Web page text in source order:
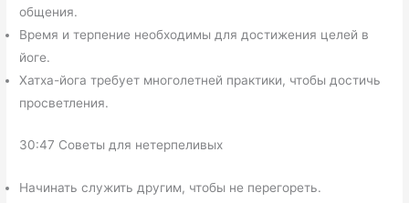
общения.
Время и терпение необходимы для достижения целей в
йоге.
Хатха-йога требует многолетней практики, чтобы достичь
просветления.
30:47 Советы для нетерпеливых
Начинать служить другим, чтобы не перегореть.